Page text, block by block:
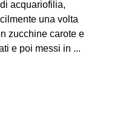
acquariofilia,
una volta
zucchine carote e
e poi messi in ...